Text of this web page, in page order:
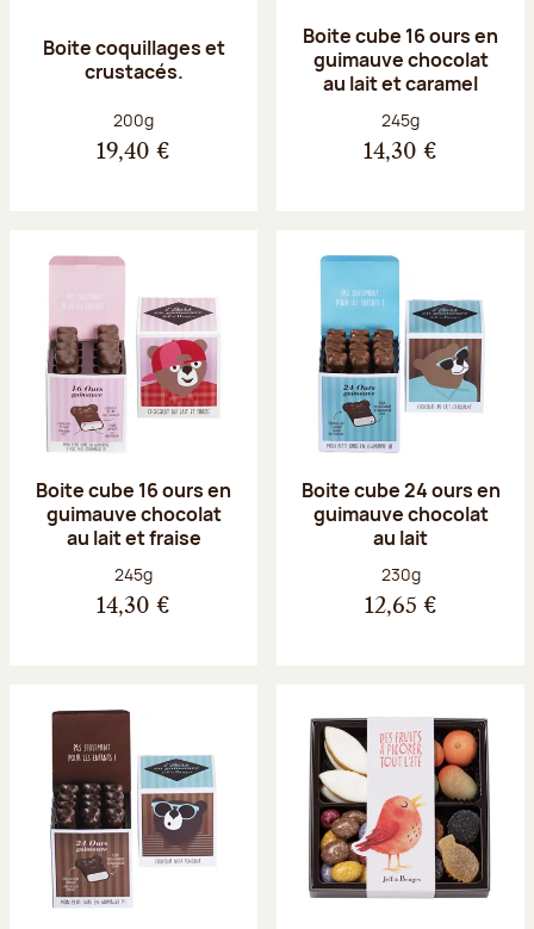
Boite coquillages et
crustacés.
Poids net :
200g
19,40 €
Boite cube 16 ours en
guimauve chocolat
au lait et caramel
Poids net :
245g
14,30 €
Boite cube 16 ours en
guimauve chocolat
au lait et fraise
Poids net :
245g
14,30 €
Boite cube 24 ours en
guimauve chocolat
au lait
Poids net :
230g
12,65 €